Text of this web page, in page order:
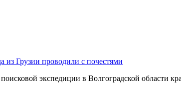
из Грузии проводили с почестями
экспедиции в Волгоградской области